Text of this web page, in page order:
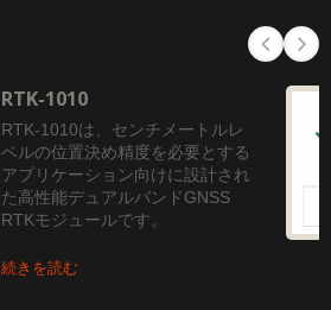
RTK-1010
RTK-1010は、センチメートルレ
ベルの位置決め精度を必要とする
アプリケーション向けに設計され
た高性能デュアルバンドGNSS
RTKモジュールです。
続きを読む